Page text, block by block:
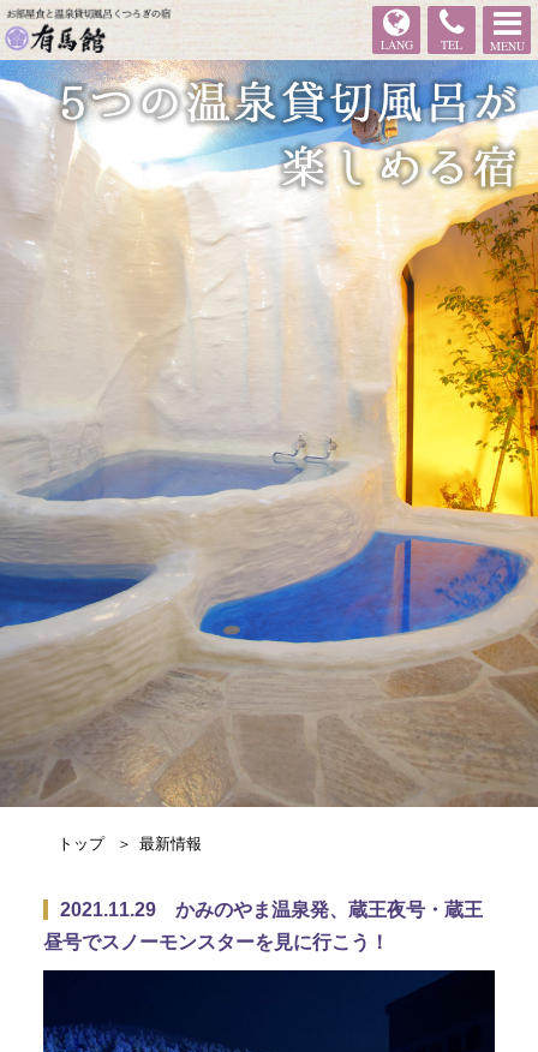
有馬館
LANG TEL MENU
トップ 最新情報
2021.11.29 かみのやま温泉発、蔵王夜号・蔵王
昼号でスノーモンスターを見に行こう！